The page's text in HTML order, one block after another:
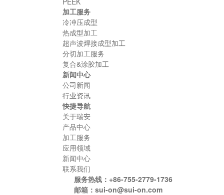
加工服务
冷冲压成型
热成型加工
超声波焊接成型加工
分切加工服务
复合&涂胶加工
新闻中心
公司新闻
行业资讯
快捷导航
关于瑞安
产品中心
加工服务
应用领域
新闻中心
联系我们
服务热线：+86-755-2779-1736
邮箱：sui-on@sui-on.com